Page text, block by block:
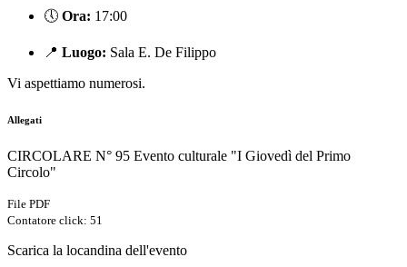
🕔 Ora: 17:00
📍 Luogo: Sala E. De Filippo
Vi aspettiamo numerosi.
Allegati
CIRCOLARE N° 95 Evento culturale "I Giovedì del Primo
Circolo"
File PDF
Contatore click: 51
Scarica la locandina dell'evento